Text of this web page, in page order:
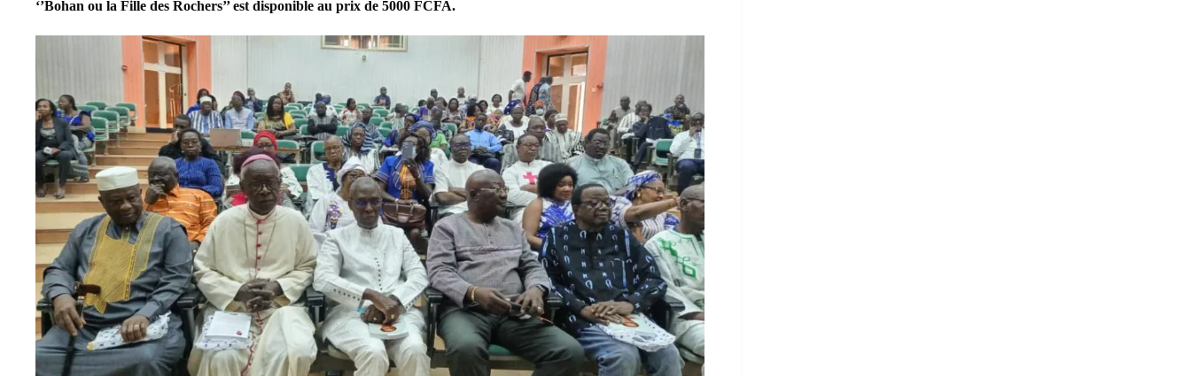
‘’Bohan ou la Fille des Rochers’’ est disponible au prix de 5000 FCFA.